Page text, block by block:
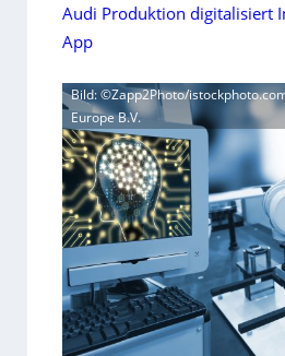
Audi Produktion digitalisiert
App
Bild: ©Zapp2Photo/
Europe B.V.